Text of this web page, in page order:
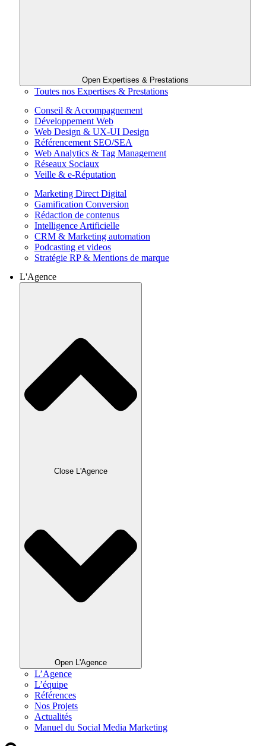
Open Expertises & Prestations
Toutes nos Expertises & Prestations
Conseil & Accompagnement
Développement Web
Web Design & UX-UI Design
Référencement SEO/SEA
Web Analytics & Tag Management
Réseaux Sociaux
Veille & e-Réputation
Marketing Direct Digital
Gamification Conversion
Rédaction de contenus
Intelligence Artificielle
CRM & Marketing automation
Podcasting et videos
Stratégie RP & Mentions de marque
L'Agence
Close L'Agence
Open L'Agence
L’Agence
L’équipe
Références
Nos Projets
Actualités
Manuel du Social Media Marketing